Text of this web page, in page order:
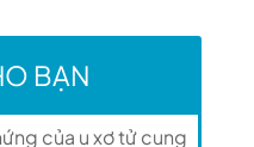
BẠN
của u xơ tử cung